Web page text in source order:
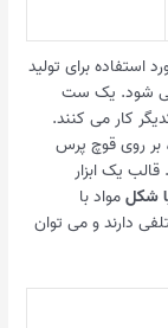
استفاده برای تولید
می شود. یک ست
کار می کنند.
بر روی قوچ پرس
یک ابزار
شکلمواد با
دارند و می توان